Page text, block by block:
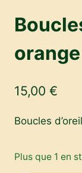
orange
15,00 €
Boucles
Plus que 1 en